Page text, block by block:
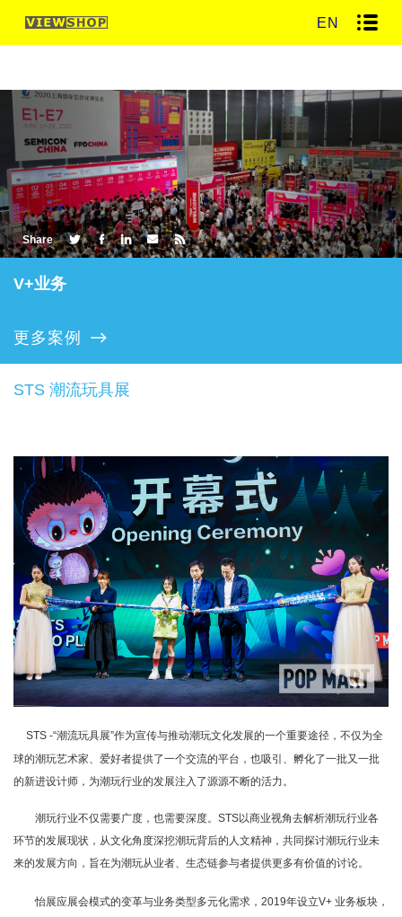
EN
Share
V+业务
更多案例
STS 潮流玩具展
STS -“潮流玩具展”作为宣传与推动潮玩文化发展的一个重要途径，不仅为全
球的潮玩艺术家、爱好者提供了一个交流的平台，也吸引、孵化了一批又一批
的新进设计师，为潮玩行业的发展注入了源源不断的活力。
潮玩行业不仅需要广度，也需要深度。STS以商业视角去解析潮玩行业各
环节的发展现状，从文化角度深挖潮玩背后的人文精神，共同探讨潮玩行业未
来的发展方向，旨在为潮玩从业者、生态链参与者提供更多有价值的讨论。
怡展应展会模式的变革与业务类型多元化需求，2019年设立V+ 业务板块，